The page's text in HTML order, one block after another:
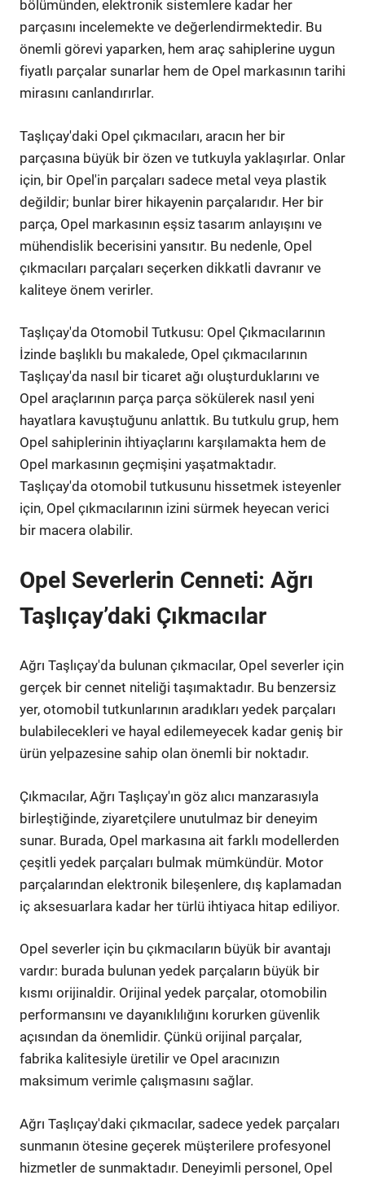
bölümünden, elektronik sistemlere kadar her
parçasını incelemekte ve değerlendirmektedir. Bu
önemli görevi yaparken, hem araç sahiplerine uygun
fiyatlı parçalar sunarlar hem de Opel markasının tarihi
mirasını canlandırırlar.
Taşlıçay'daki Opel çıkmacıları, aracın her bir
parçasına büyük bir özen ve tutkuyla yaklaşırlar. Onlar
için, bir Opel'in parçaları sadece metal veya plastik
değildir; bunlar birer hikayenin parçalarıdır. Her bir
parça, Opel markasının eşsiz tasarım anlayışını ve
mühendislik becerisini yansıtır. Bu nedenle, Opel
çıkmacıları parçaları seçerken dikkatli davranır ve
kaliteye önem verirler.
Taşlıçay'da Otomobil Tutkusu: Opel Çıkmacılarının
İzinde başlıklı bu makalede, Opel çıkmacılarının
Taşlıçay'da nasıl bir ticaret ağı oluşturduklarını ve
Opel araçlarının parça parça sökülerek nasıl yeni
hayatlara kavuştuğunu anlattık. Bu tutkulu grup, hem
Opel sahiplerinin ihtiyaçlarını karşılamakta hem de
Opel markasının geçmişini yaşatmaktadır.
Taşlıçay'da otomobil tutkusunu hissetmek isteyenler
için, Opel çıkmacılarının izini sürmek heyecan verici
bir macera olabilir.
Opel Severlerin Cenneti: Ağrı
Taşlıçay’daki Çıkmacılar
Ağrı Taşlıçay'da bulunan çıkmacılar, Opel severler için
gerçek bir cennet niteliği taşımaktadır. Bu benzersiz
yer, otomobil tutkunlarının aradıkları yedek parçaları
bulabilecekleri ve hayal edilemeyecek kadar geniş bir
ürün yelpazesine sahip olan önemli bir noktadır.
Çıkmacılar, Ağrı Taşlıçay'ın göz alıcı manzarasıyla
birleştiğinde, ziyaretçilere unutulmaz bir deneyim
sunar. Burada, Opel markasına ait farklı modellerden
çeşitli yedek parçaları bulmak mümkündür. Motor
parçalarından elektronik bileşenlere, dış kaplamadan
iç aksesuarlara kadar her türlü ihtiyaca hitap ediliyor.
Opel severler için bu çıkmacıların büyük bir avantajı
vardır: burada bulunan yedek parçaların büyük bir
kısmı orijinaldir. Orijinal yedek parçalar, otomobilin
performansını ve dayanıklılığını korurken güvenlik
açısından da önemlidir. Çünkü orijinal parçalar,
fabrika kalitesiyle üretilir ve Opel aracınızın
maksimum verimle çalışmasını sağlar.
Ağrı Taşlıçay'daki çıkmacılar, sadece yedek parçaları
sunmanın ötesine geçerek müşterilere profesyonel
hizmetler de sunmaktadır. Deneyimli personel, Opel